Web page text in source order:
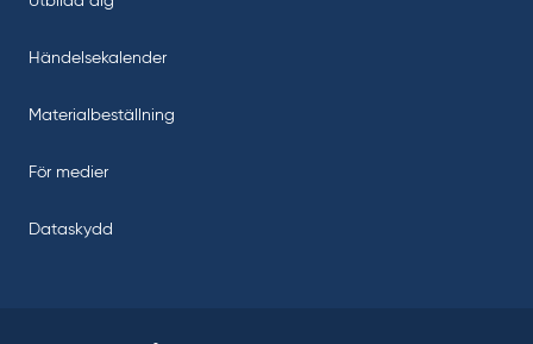
Händelsekalender
Materialbeställning
För medier
Dataskydd